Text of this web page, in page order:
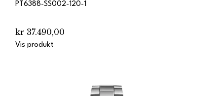
PT6388-SS002-120-1
kr 37.490,00
Vis produkt